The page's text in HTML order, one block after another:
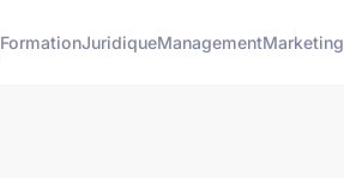
FormationJuridiqueManagementMarketing